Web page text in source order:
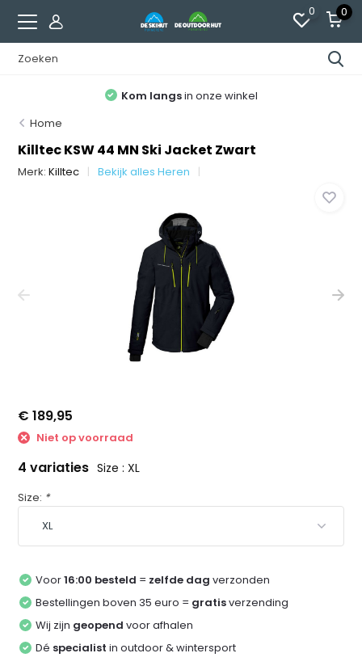
0 0
Kom langsin onze winkel
Home
Killtec KSW 44 MN Ski Jacket Zwart
Merk:Killtec Bekijk alles Heren
€ 189,95
Niet op voorraad
4 variaties Size : XL
Size: *
Voor16:00 besteld = zelfde dag verzonden
Bestellingen boven 35 euro = gratisverzending
Wij zijn geopend voor afhalen
Dé specialist in outdoor & wintersport